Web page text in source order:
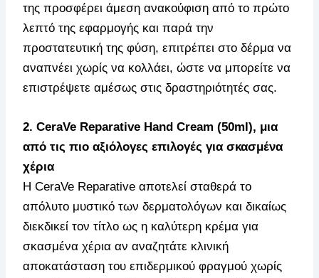
της προσφέρει άμεση ανακούφιση από το πρώτο
λεπτό της εφαρμογής και παρά την
προστατευτική της φύση, επιτρέπει στο δέρμα να
αναπνέει χωρίς να κολλάει, ώστε να μπορείτε να
επιστρέψετε αμέσως στις δραστηριότητές σας.
2. CeraVe Reparative Hand Cream (50ml), μια
από τις πιο αξιόλογες επιλογές για σκασμένα
χέρια
Η CeraVe Reparative αποτελεί σταθερά το
απόλυτο μυστικό των δερματολόγων και δικαίως
διεκδικεί τον τίτλο ως η καλύτερη κρέμα για
σκασμένα χέρια αν αναζητάτε κλινική
αποκατάσταση του επιδερμικού φραγμού χωρίς